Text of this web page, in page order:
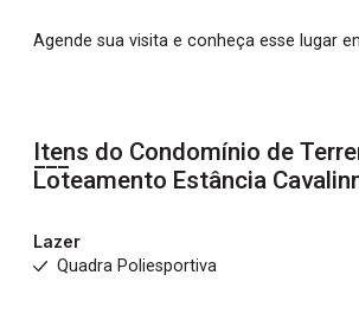
Agende sua visita e conheça esse lugar
Itens do Condomínio de
Loteamento Estância
Lazer
Quadra Poliesportiva